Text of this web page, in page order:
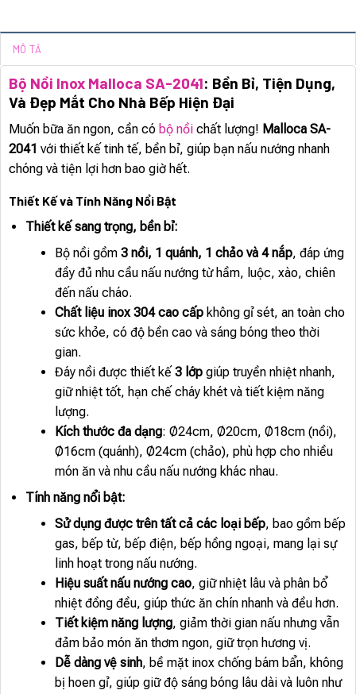
MÔ TẢ
Bộ Nồi Inox Malloca SA-2041: Bền Bỉ, Tiện Dụng,
Và Đẹp Mắt Cho Nhà Bếp Hiện Đại
Muốn bữa ăn ngon, cần có bộ nồi chất lượng! Malloca SA-
2041 với thiết kế tinh tế, bền bỉ, giúp bạn nấu nướng nhanh
chóng và tiện lợi hơn bao giờ hết.
Thiết Kế và Tính Năng Nổi Bật
Thiết kế sang trọng, bền bỉ:
Bộ nồi gồm 3 nồi, 1 quánh, 1 chảo và 4 nắp, đáp ứng
đầy đủ nhu cầu nấu nướng từ hầm, luộc, xào, chiên
đến nấu cháo.
Chất liệu inox 304 cao cấpkhông gỉ sét, an toàn cho
sức khỏe, có độ bền cao và sáng bóng theo thời
gian.
Đáy nồi được thiết kế 3 lớpgiúp truyền nhiệt nhanh,
giữ nhiệt tốt, hạn chế cháy khét và tiết kiệm năng
lượng.
Kích thước đa dạng: Ø24cm, Ø20cm, Ø18cm (nồi),
Ø16cm (quánh), Ø24cm (chảo), phù hợp cho nhiều
món ăn và nhu cầu nấu nướng khác nhau.
Tính năng nổi bật:
Sử dụng được trên tất cả các loại bếp, bao gồm bếp
gas, bếp từ, bếp điện, bếp hồng ngoại, mang lại sự
linh hoạt trong nấu nướng.
Hiệu suất nấu nướng cao, giữ nhiệt lâu và phân bổ
nhiệt đồng đều, giúp thức ăn chín nhanh và đều hơn.
Tiết kiệm năng lượng, giảm thời gian nấu nhưng vẫn
đảm bảo món ăn thơm ngon, giữ trọn hương vị.
Dễ dàng vệ sinh, bề mặt inox chống bám bẩn, không
bị hoen gỉ, giúp giữ độ sáng bóng lâu dài và luôn như